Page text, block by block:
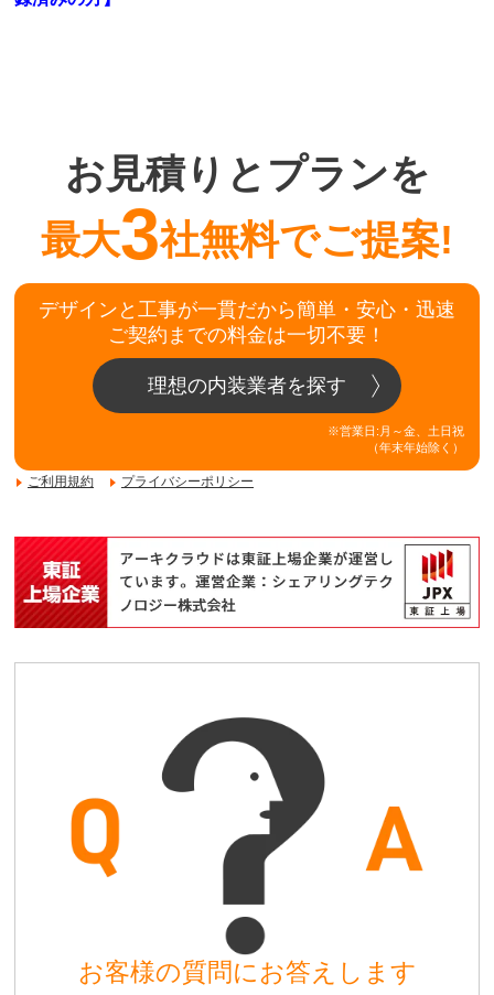
お見積りとプランを
最大3社無料でご提案!
デザインと工事が一貫だから簡単・安心・迅速
ご契約までの料金は一切不要！
理想の内装業者を探す
※営業日:月～金、土日祝
（年末年始除く）
ご利用規約 プライバシーポリシー
お客様の質問にお答えします